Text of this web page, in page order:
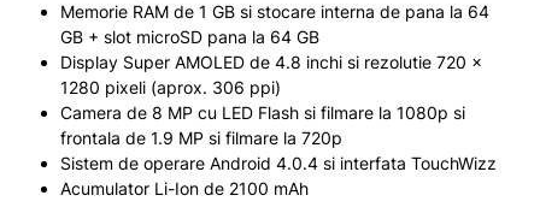
Memorie RAM de 1 GB si stocare interna de pana la 64
GB + slot microSD pana la 64 GB
Display Super AMOLED de 4.8 inchi si rezolutie 720 x
1280 pixeli (aprox. 306 ppi)
Camera de 8 MP cu LED Flash si filmare la 1080p si
frontala de 1.9 MP si filmare la 720p
Sistem de operare Android 4.0.4 si interfata TouchWizz
Acumulator Li-Ion de 2100 mAh